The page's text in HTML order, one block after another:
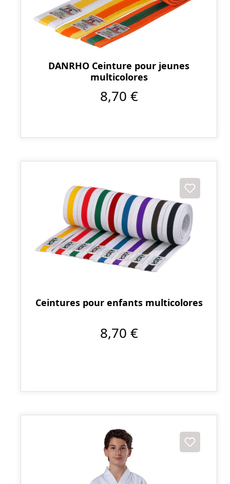
DANRHO Ceinture pour jeunes
multicolores
8,70 €
Ceintures pour enfants multicolores
8,70 €